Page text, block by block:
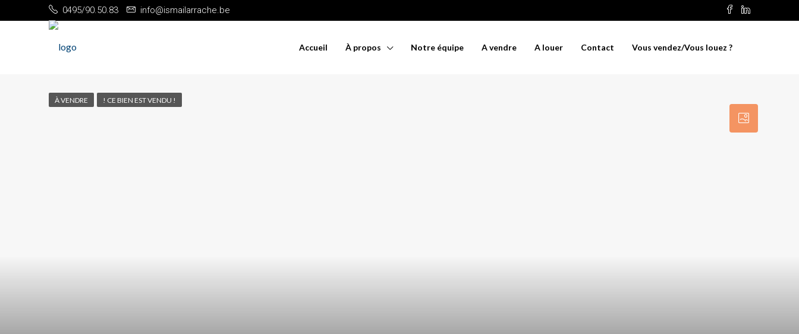
0495/90.50.83 info@ismailarrache.be
Accueil À propos Notre équipe A vendre A louer Contact Vous vendez/Vous louez ?
À VENDRE ! CE BIEN EST VENDU !